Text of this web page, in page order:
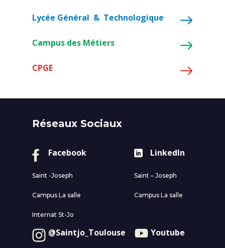
Lycée Général & Technologique
Campus des Métiers
CPGE
Réseaux Sociaux
Facebook
Saint -Joseph
Campus La salle
Internat St-Jo
LinkedIn
Saint – Joseph
Campus La salle
@Saintjo_Toulouse Youtube